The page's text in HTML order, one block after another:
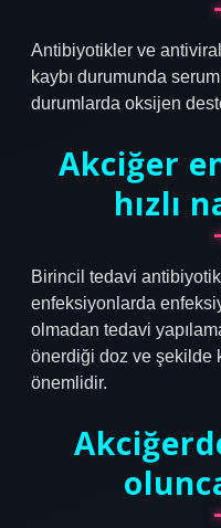
Antibiyotikler ve antiviral
kaybı durumunda
durumlarda oksijen
Akciğer
hızlı
Birincil tedavi
enfeksiyonlarda
olmadan tedavi
önerdiği doz ve şekilde
önemlidir.